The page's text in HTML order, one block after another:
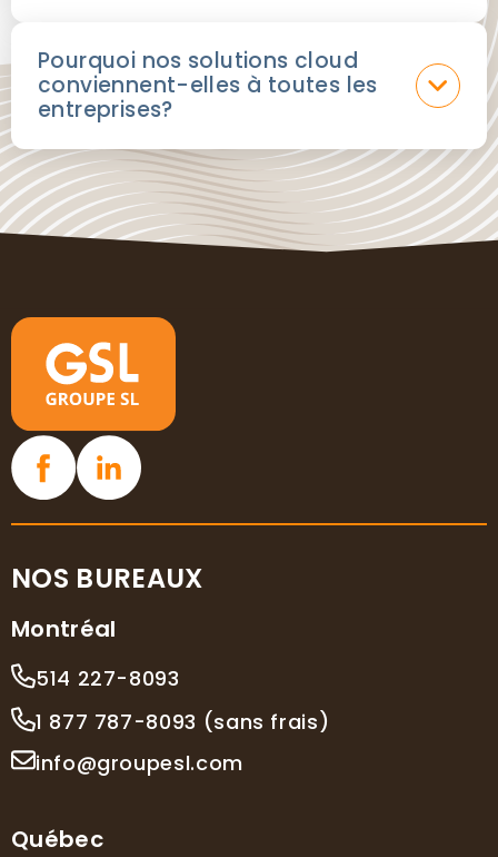
Pourquoi nos solutions cloud
conviennent-elles à toutes les
entreprises?
NOS BUREAUX
Montréal
514 227-8093
1 877 787-8093 (sans frais)
info@groupesl.com
Québec